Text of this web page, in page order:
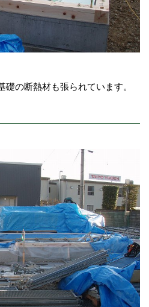
の断熱材も張られています。